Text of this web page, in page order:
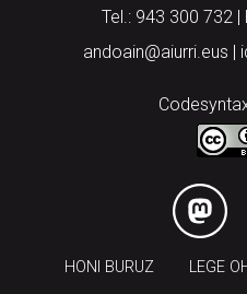
Tel.: 943 300 732 |
andoain@aiurri.eus |
HONI BURUZ LEGE